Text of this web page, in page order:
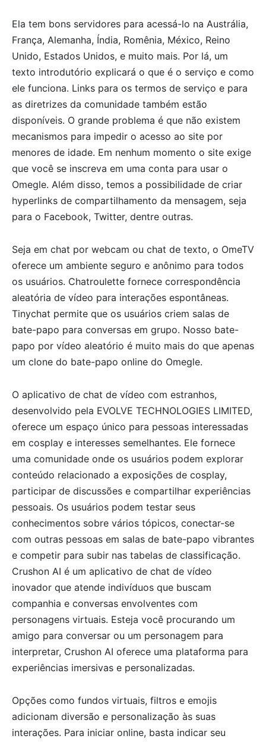
Ela tem bons servidores para acessá-lo na Austrália,
França, Alemanha, Índia, Romênia, México, Reino
Unido, Estados Unidos, e muito mais. Por lá, um
texto introdutório explicará o que é o serviço e como
ele funciona. Links para os termos de serviço e para
as diretrizes da comunidade também estão
disponíveis. O grande problema é que não existem
mecanismos para impedir o acesso ao site por
menores de idade. Em nenhum momento o site exige
que você se inscreva em uma conta para usar o
Omegle. Além disso, temos a possibilidade de criar
hyperlinks de compartilhamento da mensagem, seja
para o Facebook, Twitter, dentre outras.
Seja em chat por webcam ou chat de texto, o OmeTV
oferece um ambiente seguro e anônimo para todos
os usuários. Chatroulette fornece correspondência
aleatória de vídeo para interações espontâneas.
Tinychat permite que os usuários criem salas de
bate-papo para conversas em grupo. Nosso bate-
papo por vídeo aleatório é muito mais do que apenas
um clone do bate-papo online do Omegle.
O aplicativo de chat de vídeo com estranhos,
desenvolvido pela EVOLVE TECHNOLOGIES LIMITED,
oferece um espaço único para pessoas interessadas
em cosplay e interesses semelhantes. Ele fornece
uma comunidade onde os usuários podem explorar
conteúdo relacionado a exposições de cosplay,
participar de discussões e compartilhar experiências
pessoais. Os usuários podem testar seus
conhecimentos sobre vários tópicos, conectar-se
com outras pessoas em salas de bate-papo vibrantes
e competir para subir nas tabelas de classificação.
Crushon AI é um aplicativo de chat de vídeo
inovador que atende indivíduos que buscam
companhia e conversas envolventes com
personagens virtuais. Esteja você procurando um
amigo para conversar ou um personagem para
interpretar, Crushon AI oferece uma plataforma para
experiências imersivas e personalizadas.
Opções como fundos virtuais, filtros e emojis
adicionam diversão e personalização às suas
interações. Para iniciar online, basta indicar seu